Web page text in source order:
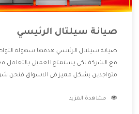
صيانة سيلتال الرئيسي
صيانة سيلتال الرئيسي هدفها سهولة
مع الشركة لكى يستمتع العميل بالتعامل
متواجدين بشكل مميز فى الاسواق فنحن
الشركة بها والتى تكون منها خدمة الصيانة
مشاهدة المزيد